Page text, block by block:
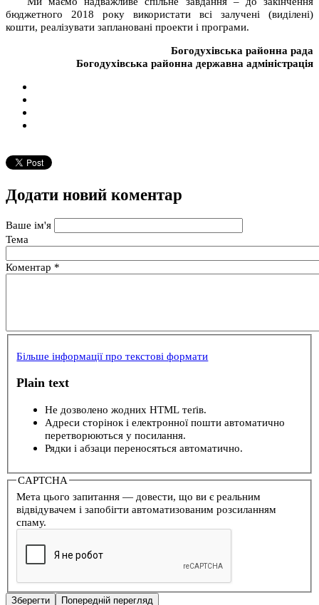
бюджетного 2018 року використати всі залучені (виділені)
кошти, реалізувати заплановані проекти і програми.
Богодухівська районна рада
Богодухівська районна державна адміністрація
Додати новий коментар
Ваше ім'я
Тема
Коментар *
Більше інформації про текстові формати
Plain text
Не дозволено жодних HTML теґів.
Адреси сторінок і електронної пошти автоматично
перетворюються у посилання.
Рядки і абзаци переносяться автоматично.
CAPTCHA
Мета цього запитання — довести, що ви є реальним
відвідувачем і запобігти автоматизованим розсиланням
спаму.